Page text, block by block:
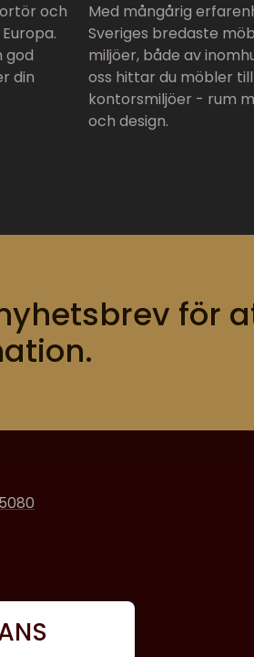
och
god
din
Med mångårig
Sveriges bredaste
miljöer, både av
oss hittar du möbler
kontorsmiljöer - rum
och design.
för